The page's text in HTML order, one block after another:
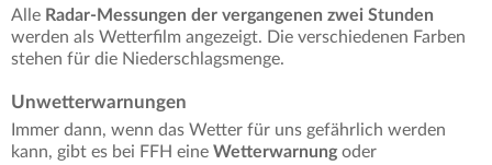
Alle Radar-Messungen der vergangenen zwei Stunden
werden als Wetterfilm angezeigt. Die verschiedenen Farben
stehen für die Niederschlagsmenge.
Unwetterwarnungen
Immer dann, wenn das Wetter für uns gefährlich werden
kann, gibt es bei FFH eine Wetterwarnung oder